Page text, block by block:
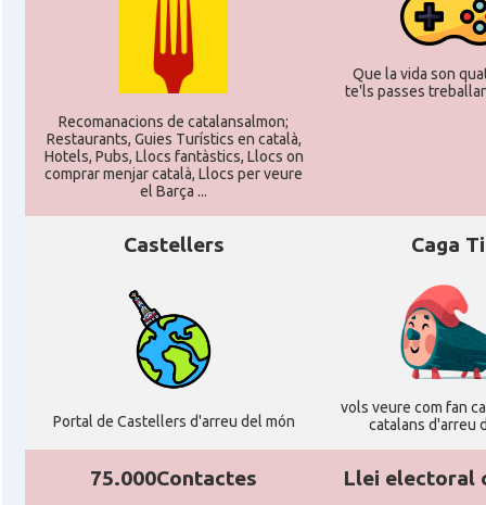
Casal Català de Stuttgart, Stuttcat
Catalanets E.V.
Casal Centre Català de Munic
Katalanischer Salon, e. V.
Oficina Exterior de Catalunya a
Acció Oficina Exterior de Catalunya a
Delegació Delegació del Govern a Alemanya
Recomanacions de catalansalmon;
Restaurants, Guies Turístics en català,
Hotels, Pubs, Llocs fantàstics, Llocs on
comprar menjar català, Llocs per veure
el Barça ...
Que la vida son
te'ls passes
Castellers
Portal de Castellers d'arreu del món
Caga
vols veure com fan
catalans d'arreu
75.000Contactes Llei electoral